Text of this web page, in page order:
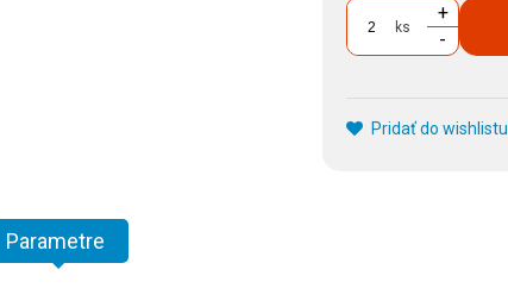
ks
+
-
Pridať do wishlistu
Parametre